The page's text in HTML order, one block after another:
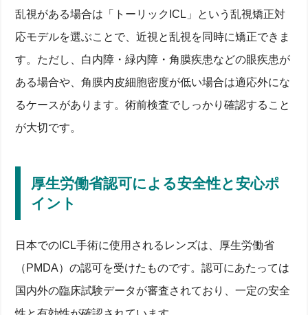
乱視がある場合は「トーリックICL」という乱視矯正対
応モデルを選ぶことで、近視と乱視を同時に矯正できま
す。ただし、白内障・緑内障・角膜疾患などの眼疾患が
ある場合や、角膜内皮細胞密度が低い場合は適応外にな
るケースがあります。術前検査でしっかり確認すること
が大切です。
厚生労働省認可による安全性と安心ポ
イント
日本でのICL手術に使用されるレンズは、厚生労働省
（PMDA）の認可を受けたものです。認可にあたっては
国内外の臨床試験データが審査されており、一定の安全